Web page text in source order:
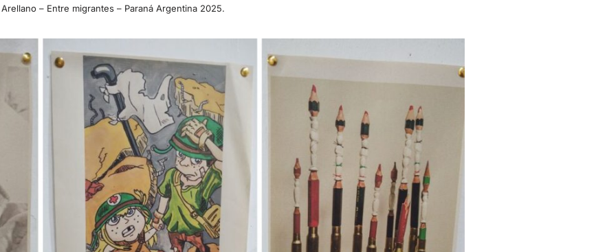
– Entre migrantes – Paraná Argentina 2025.